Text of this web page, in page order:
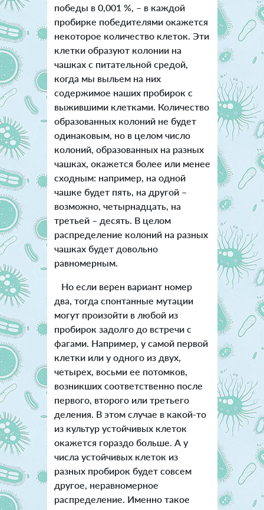
победы в 0,001 %, – в каждой
пробирке победителями окажется
некоторое количество клеток. Эти
клетки образуют колонии на
чашках с питательной средой,
когда мы выльем на них
содержимое наших пробирок с
выжившими клетками. Количество
образованных колоний не будет
одинаковым, но в целом число
колоний, образованных на разных
чашках, окажется более или менее
сходным: например, на одной
чашке будет пять, на другой –
возможно, четырнадцать, на
третьей – десять. В целом
распределение колоний на разных
чашках будет довольно
равномерным.
Но если верен вариант номер
два, тогда спонтанные мутации
могут произойти в любой из
пробирок задолго до встречи с
фагами. Например, у самой первой
клетки или у одного из двух,
четырех, восьми ее потомков,
возникших соответственно после
первого, второго или третьего
деления. В этом случае в какой-то
из культур устойчивых клеток
окажется гораздо больше. А у
числа устойчивых клеток из
разных пробирок будет совсем
другое, неравномерное
распределение. Именно такое